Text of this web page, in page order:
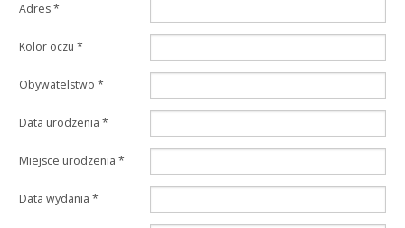
Adres*
Kolor oczu *
Obywatelstwo *
Data urodzenia *
Miejsce urodzenia *
Data wydania *